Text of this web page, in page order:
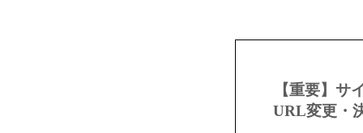
【重要】サ
URL変更・